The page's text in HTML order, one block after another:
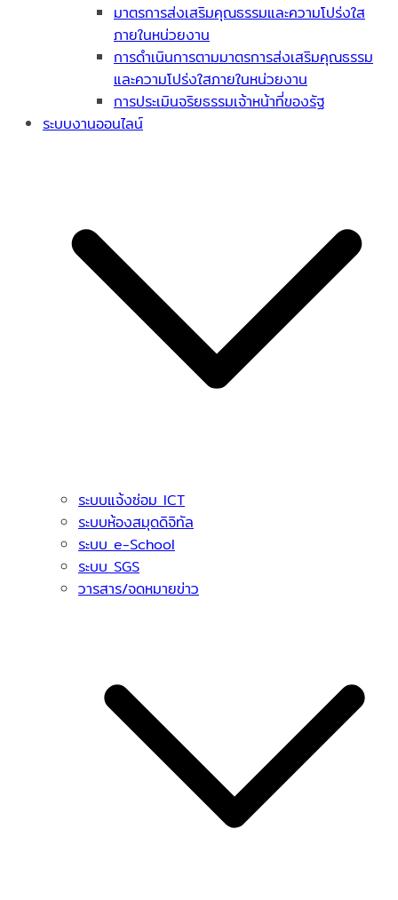
มาตรการส่งเสริมคุณธรรมและความโปร่งใส
ภายในหน่วยงาน
การดำเนินการตามมาตรการส่งเสริมคุณธรรม
และความโปร่งใสภายในหน่วยงาน
การประเมินจริยธรรมเจ้าหน้าที่ของรัฐ
ระบบงานออนไลน์
ระบบแจ้งซ่อม ICT
ระบบห้องสมุดดิจิทัล
ระบบ e-School
ระบบ SGS
วารสาร/จดหมายข่าว